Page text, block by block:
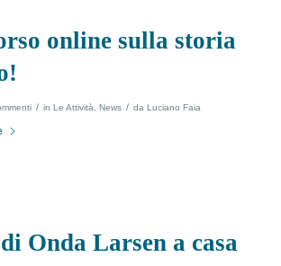
online sulla storia
/ in Le Attività, News / da Luciano Faia
Onda Larsen a casa